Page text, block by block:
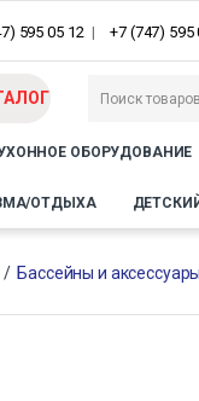
595 05 12 +7 (747) 595
ОБОРУДОВАНИЕ
ОТДЫХА
/ Бассейны и аксессуары